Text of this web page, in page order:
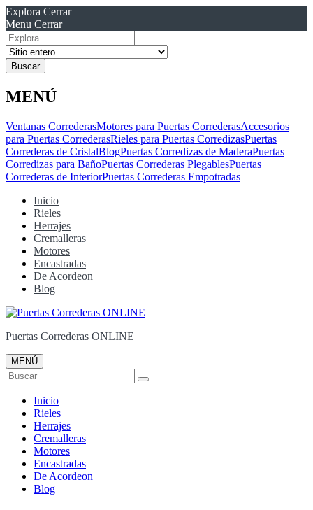
Explora Cerrar
Menu Cerrar
Resultados
para
MENÚ
Ventanas CorrederasMotores para Puertas CorrederasAccesorios
para Puertas CorrederasRieles para Puertas CorredizasPuertas
Correderas de CristalBlogPuertas Corredizas de MaderaPuertas
Corredizas para BañoPuertas Correderas PlegablesPuertas
Correderas de InteriorPuertas Correderas Empotradas
Inicio
Rieles
Herrajes
Cremalleras
Motores
Encastradas
De Acordeon
Blog
Puertas Correderas ONLINE
MENÚ
Buscar
Inicio
Rieles
Herrajes
Cremalleras
Motores
Encastradas
De Acordeon
Blog